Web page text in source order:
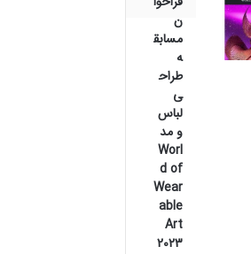
ن
مسابق
ه
طراح
ی
لباس
و مد
Worl
d of
Wear
able
Art
2023